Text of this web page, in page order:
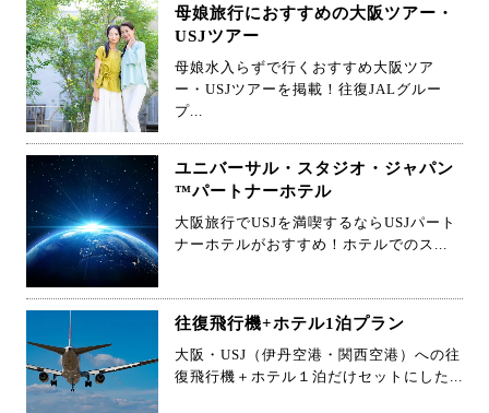
母娘旅行におすすめの大阪ツアー・
USJツアー
母娘水入らずで行くおすすめ大阪ツア
ー・USJツアーを掲載！往復JALグルー
プ...
ユニバーサル・スタジオ・ジャパン
™パートナーホテル
大阪旅行でUSJを満喫するならUSJパート
ナーホテルがおすすめ！ホテルでのス...
往復飛行機+ホテル1泊プラン
大阪・USJ（伊丹空港・関西空港）への往
復飛行機＋ホテル１泊だけセットにした...